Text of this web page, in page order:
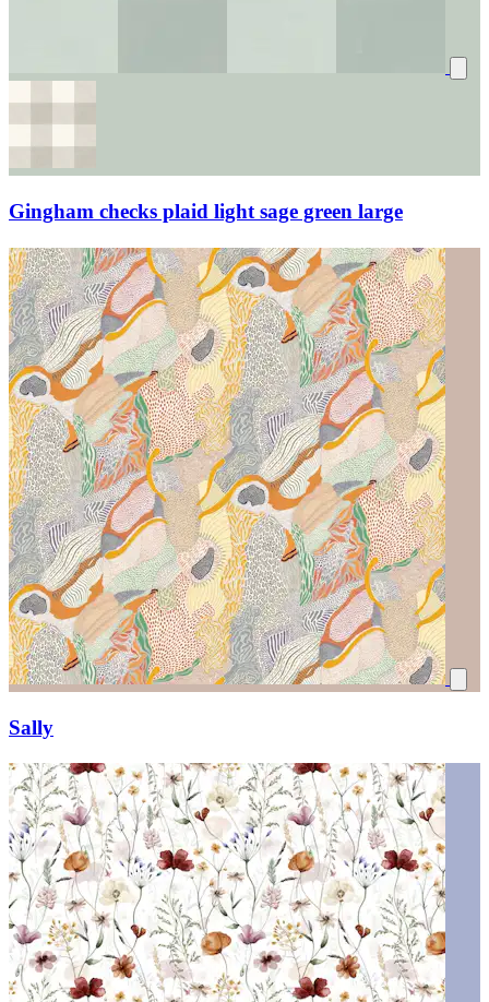
Gingham checks plaid light sage green large
Sally